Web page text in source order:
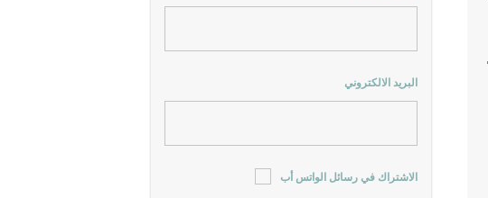
البريد الالكتروني
الاشتراك في رسائل الواتس أب